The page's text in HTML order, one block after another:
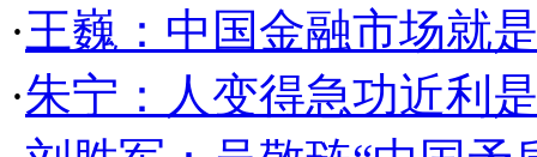
·王巍：中国金融市场就
·朱宁：人变得急功近利